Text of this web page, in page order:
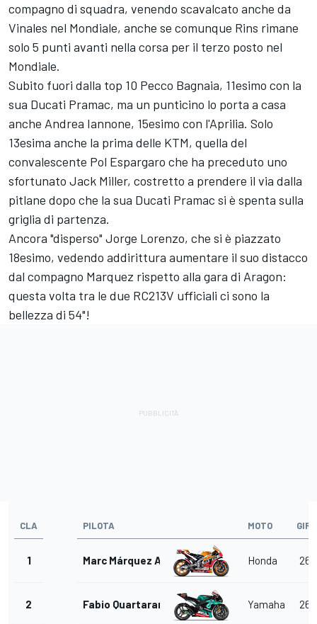
compagno di squadra, venendo scavalcato anche da
Vinales nel Mondiale, anche se comunque Rins rimane
solo 5 punti avanti nella corsa per il terzo posto nel
Mondiale.
Subito fuori dalla top 10 Pecco Bagnaia, 11esimo con la
sua Ducati Pramac, ma un punticino lo porta a casa
anche Andrea Iannone, 15esimo con l'Aprilia. Solo
13esima anche la prima delle KTM, quella del
convalescente Pol Espargaro che ha preceduto uno
sfortunato Jack Miller, costretto a prendere il via dalla
pitlane dopo che la sua Ducati Pramac si è spenta sulla
griglia di partenza.
Ancora "disperso" Jorge Lorenzo, che si è piazzato
18esimo, vedendo addirittura aumentare il suo distacco
dal compagno Marquez rispetto alla gara di Aragon:
questa volta tra le due RC213V ufficiali ci sono la
bellezza di 54"!
CLA PILOTA MOTO GIRI
1 Marc Márquez Alenta Honda 26
2 Fabio Quartararo Yamaha 26